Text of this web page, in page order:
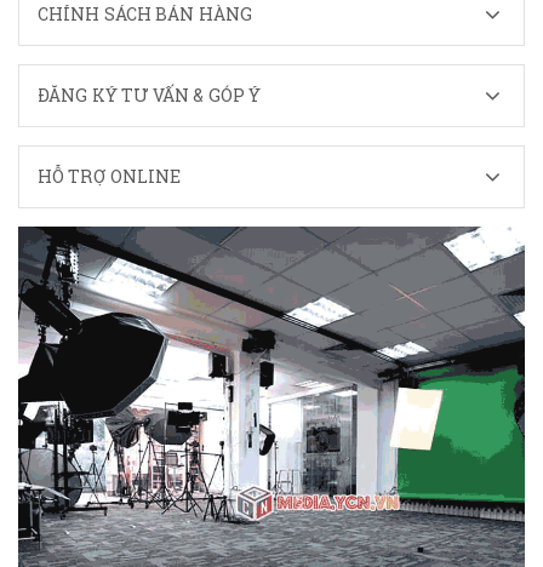
CHÍNH SÁCH BÁN HÀNG
ĐĂNG KÝ TƯ VẤN & GÓP Ý
HỖ TRỢ ONLINE